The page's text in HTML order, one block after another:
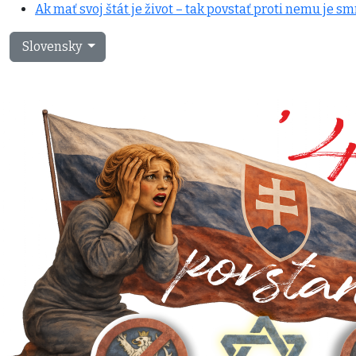
Ak mať svoj štát je život – tak povstať proti nemu je
Vyberte váš jazyk
Slovensky